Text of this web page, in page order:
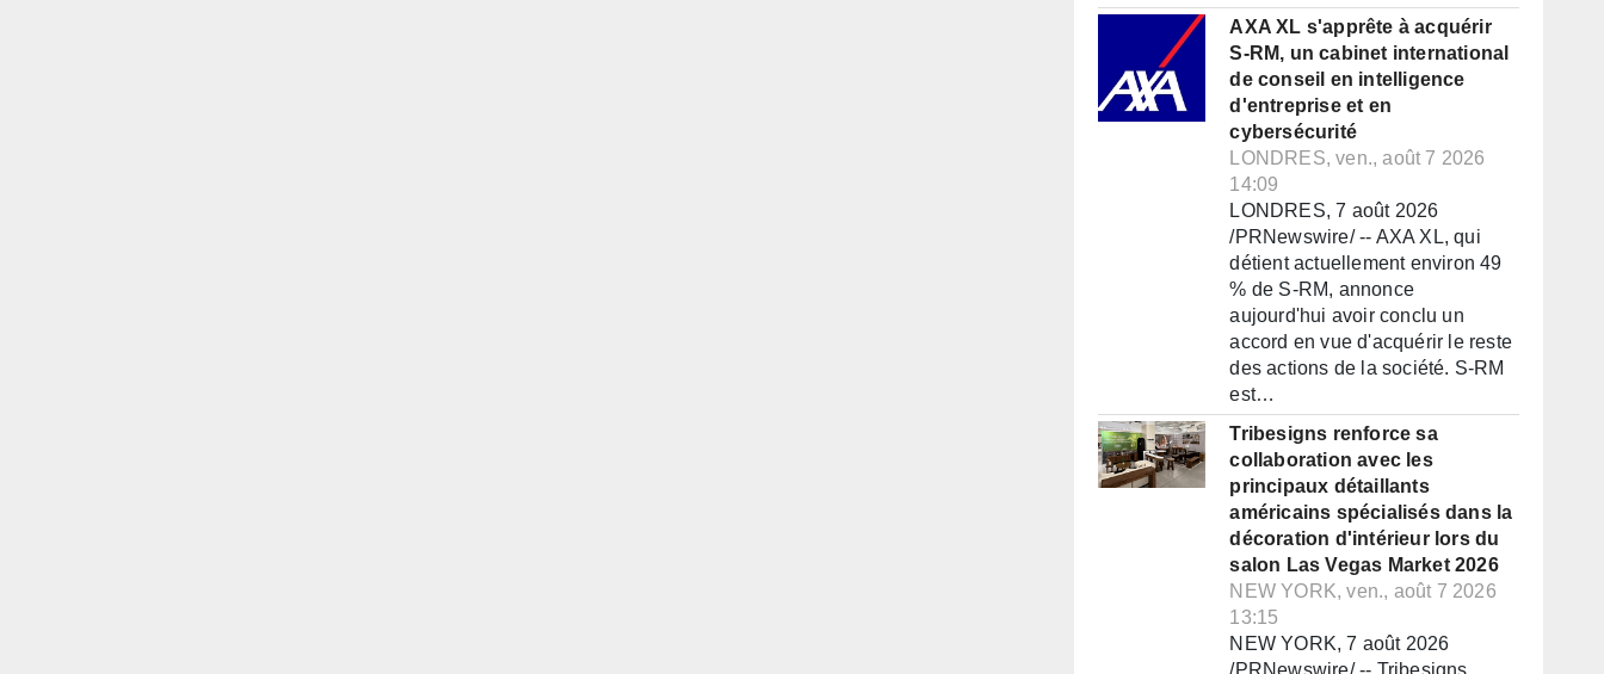
AXA XL s'apprête à acquérir
S-RM, un cabinet international
de conseil en intelligence
d'entreprise et en
cybersécurité
LONDRES, ven., août 7 2026
14:09
LONDRES, 7 août 2026
/PRNewswire/ -- AXA XL, qui
détient actuellement environ 49
% de S-RM, annonce
aujourd'hui avoir conclu un
accord en vue d'acquérir le reste
des actions de la société. S-RM
est…
Tribesigns renforce sa
collaboration avec les
principaux détaillants
américains spécialisés dans la
décoration d'intérieur lors du
salon Las Vegas Market 2026
NEW YORK, ven., août 7 2026
13:15
NEW YORK, 7 août 2026
/PRNewswire/ -- Tribesigns,